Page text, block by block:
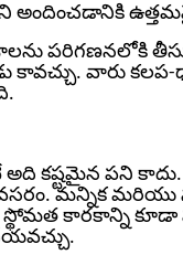
అందించడానికి
పరిగణనలోకి
కావచ్చు. వారు
కష్టమైన పని
మన్నిక మరియు
స్థోమత కారకాన్ని